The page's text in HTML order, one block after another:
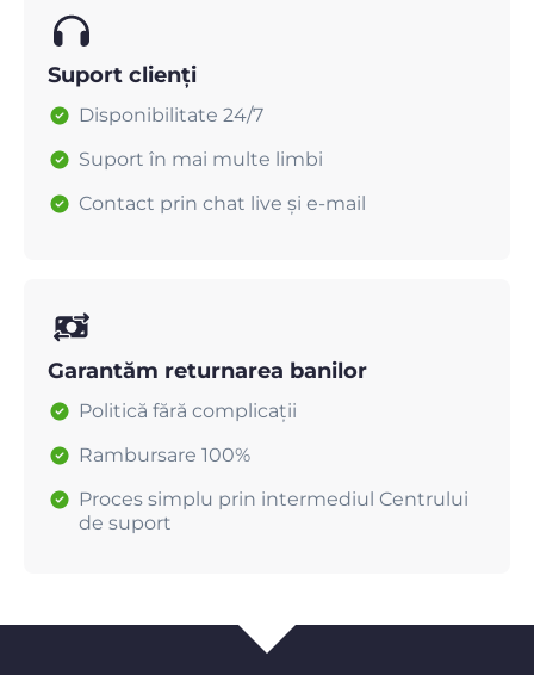
Suport clienți
Disponibilitate 24/7
Suport în mai multe limbi
Contact prin chat live și e-mail
Garantăm returnarea banilor
Politică fără complicații
Rambursare 100%
Proces simplu prin intermediul Centrului
de suport